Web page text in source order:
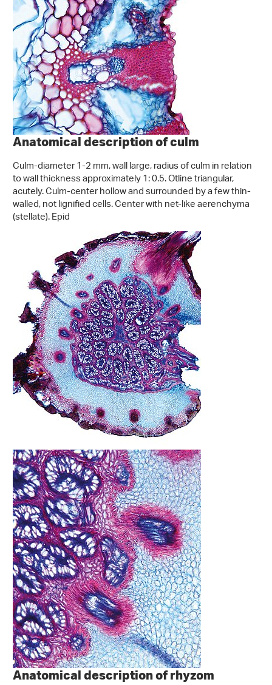
Anatomical description of culm
Culm-diameter 1-2 mm, wall large, radius of culm in relation
to wall thickness approximately 1: 0.5. Otline triangular,
acutely. Culm-center hollow and surrounded by a few thin-
walled, not lignified cells. Center with net-like aerenchyma
(stellate). Epid
Anatomical description of rhyzom